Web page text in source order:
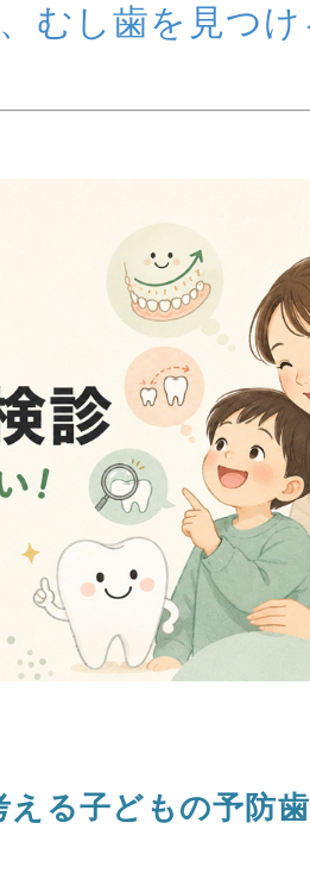
むし歯を見つ
える子どもの予防